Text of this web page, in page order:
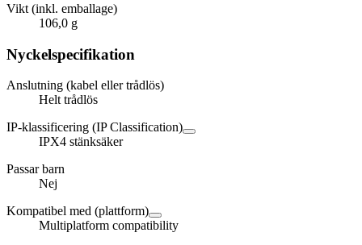
Vikt (inkl. emballage)
106,0 g
Nyckelspecifikation
Anslutning (kabel eller trådlös)
Helt trådlös
IP-klassificering (IP Classification)
IPX4 stänksäker
Passar barn
Nej
Kompatibel med (plattform)
Multiplatform compatibility